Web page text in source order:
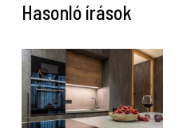
Hasonló írások